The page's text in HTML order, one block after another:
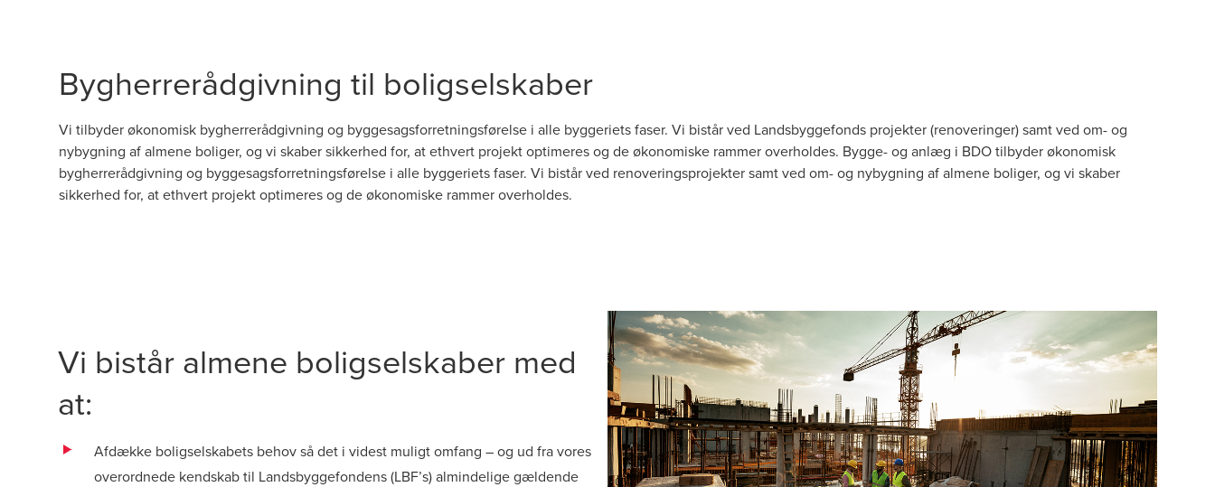
Bygherrerådgivning til boligselskaber
Vi tilbyder økonomisk bygherrerådgivning og byggesagsforretningsførelse i alle byggeriets faser. Vi bistår ved Landsbyggefonds projekter (renoveringer) samt ved om- og
nybygning af almene boliger, og vi skaber sikkerhed for, at ethvert projekt optimeres og de økonomiske rammer overholdes. Bygge- og anlæg i BDO tilbyder økonomisk
bygherrerådgivning og byggesagsforretningsførelse i alle byggeriets faser. Vi bistår ved renoveringsprojekter samt ved om- og nybygning af almene boliger, og vi skaber
sikkerhed for, at ethvert projekt optimeres og de økonomiske rammer overholdes.
Vi bistår almene boligselskaber med
at:
Afdække boligselskabets behov så det i videst muligt omfang – og ud fra vores
overordnede kendskab til Landsbyggefondens (LBF’s) almindelige gældende